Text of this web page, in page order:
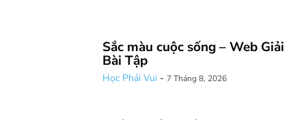
Sắc màu cuộc sống – Web Giải
Bài Tập
Học Phải Vui - 7 Tháng 8, 2026